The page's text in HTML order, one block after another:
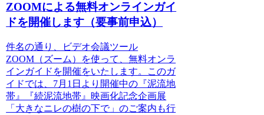
ZOOMによる無料オンラインガイ
ドを開催します（要事前申込）
件名の通り、ビデオ会議ツール
ZOOM（ズーム）を使って、無料オンラ
インガイドを開催をいたします。このガ
イドでは、7月1日より開催中の『泥流地
帯』『続泥流地帯』映画化記念企画展
「大きなニレの樹の下で」のご案内も行